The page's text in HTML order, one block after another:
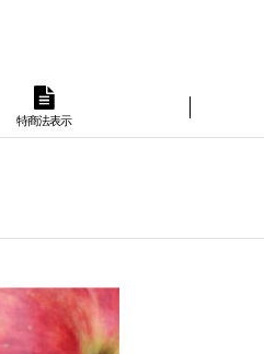
特商法表示